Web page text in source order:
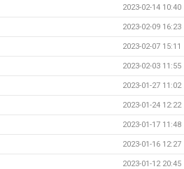
2023-02-14 10:40
2023-02-09 16:23
2023-02-07 15:11
2023-02-03 11:55
2023-01-27 11:02
2023-01-24 12:22
2023-01-17 11:48
2023-01-16 12:27
2023-01-12 20:45